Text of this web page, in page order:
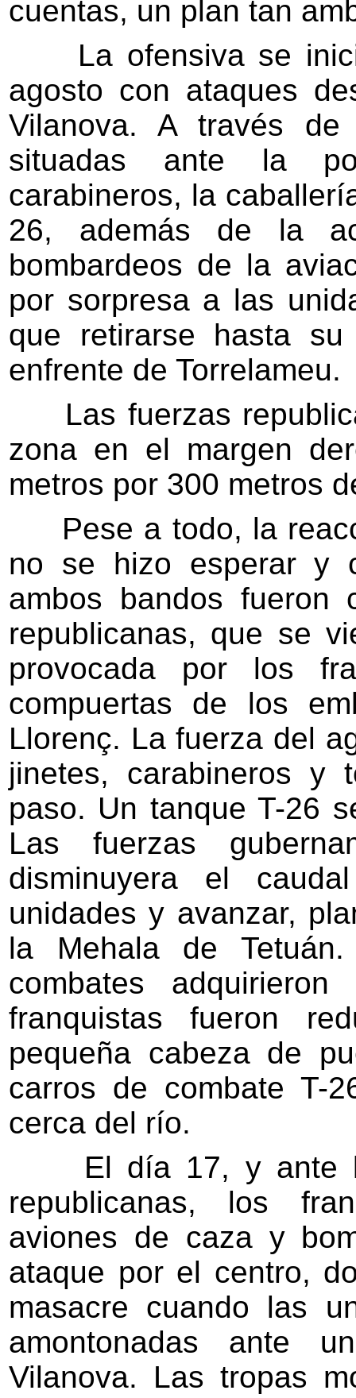
cuentas, un plan tan
La ofensiva se
agosto con ataques
Vilanova. A través
situadas ante la
carabineros, la
26, además de la
bombardeos de la
por sorpresa a las
que retirarse hasta
enfrente de Torrelameu.
Las fuerzas
zona en el margen
metros por 300 metros
Pese a todo, la
no se hizo esperar y
ambos bandos fueron
republicanas, que se
provocada por los
compuertas de los
Llorenç. La fuerza del
jinetes, carabineros y
paso. Un tanque T-26
Las fuerzas
disminuyera el
unidades y avanzar,
la Mehala de
combates
franquistas fueron
pequeña cabeza de
carros de combate T-
cerca del río.
El día 17, y ante la
republicanas, los
aviones de caza y
ataque por el centro,
masacre cuando las
amontonadas ante
Vilanova. Las tropas